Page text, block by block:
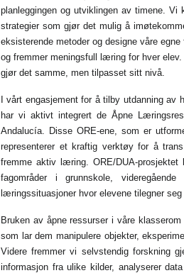
planleggingen og utviklingen av timene.
strategier som gjør det mulig å
eksisterende metoder og designe våre
og fremmer meningsfull læring for hver
gjør det samme, men tilpasset sitt nivå.
I vårt engasjement for å tilby utdanning
har vi aktivt integrert de Åpne
Andalucía. Disse ORE-ene, som er
representerer et kraftig verktøy for å
fremme aktiv læring. ORE/DUA-
fagområder i grunnskole,
læringssituasjoner hvor elevene tilegner
Bruken av åpne ressurser i våre
som lar dem manipulere objekter,
Videre fremmer vi selvstendig forskning
informasjon fra ulike kilder, analyserer